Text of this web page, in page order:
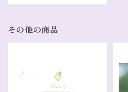
その他の商品